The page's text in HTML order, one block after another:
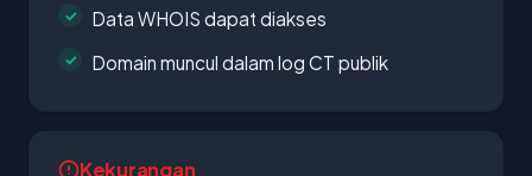
Data WHOIS dapat diakses
Domain muncul dalam log CT publik
Kekurangan